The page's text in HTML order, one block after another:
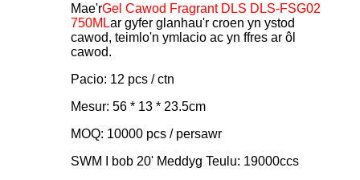
Mae'rGel Cawod Fragrant DLS DLS-FSG02
750MLar gyfer glanhau'r croen yn ystod
cawod, teimlo'n ymlacio ac yn ffres ar ôl
cawod.
Pacio: 12 pcs / ctn
Mesur: 56 * 13 * 23.5cm
MOQ: 10000 pcs / persawr
SWM I bob 20' Meddyg Teulu: 19000ccs